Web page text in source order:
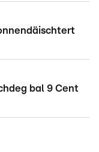
bal 9 Cent